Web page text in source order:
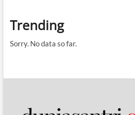
Trending
Sorry. No data so far.